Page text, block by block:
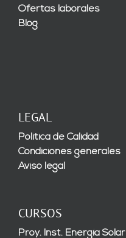
Ofertas laborales
Blog
LEGAL
Política de Calidad
Condiciones generales
Aviso legal
CURSOS
Proy. Inst. Energía Solar